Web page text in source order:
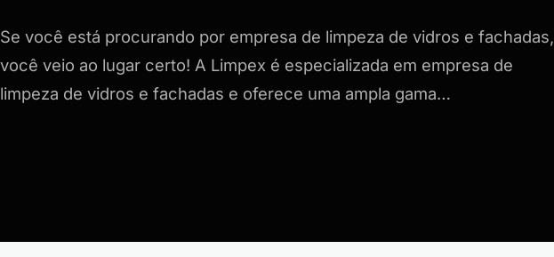
Se você está procurando por empresa de limpeza de vidros e fachadas,
você veio ao lugar certo! A Limpex é especializada em empresa de
limpeza de vidros e fachadas e oferece uma ampla gama…